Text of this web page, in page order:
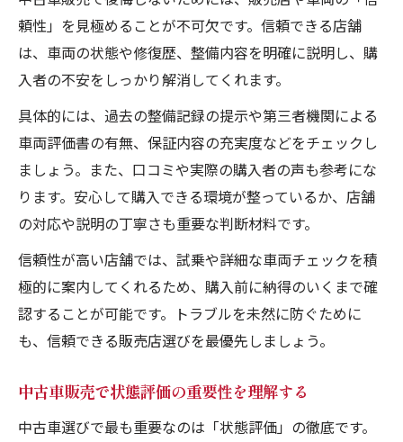
頼性」を見極めることが不可欠です。信頼できる店舗
は、車両の状態や修復歴、整備内容を明確に説明し、購
入者の不安をしっかり解消してくれます。
具体的には、過去の整備記録の提示や第三者機関による
車両評価書の有無、保証内容の充実度などをチェックし
ましょう。また、口コミや実際の購入者の声も参考にな
ります。安心して購入できる環境が整っているか、店舗
の対応や説明の丁寧さも重要な判断材料です。
信頼性が高い店舗では、試乗や詳細な車両チェックを積
極的に案内してくれるため、購入前に納得のいくまで確
認することが可能です。トラブルを未然に防ぐために
も、信頼できる販売店選びを最優先しましょう。
中古車販売で状態評価の重要性を理解する
中古車選びで最も重要なのは「状態評価」の徹底です。